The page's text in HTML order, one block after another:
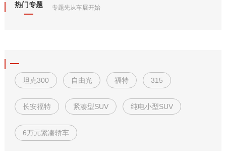
热门专题 专题先从车展开始
坦克300 自由光 福特 315
长安福特 紧凑型SUV 纯电小型SUV
6万元紧凑轿车